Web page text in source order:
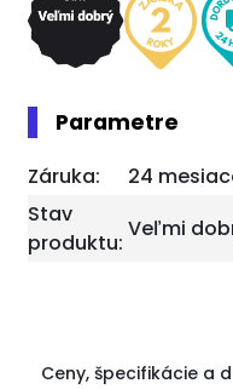
Parametre
Záruka:
24
Stav
produktu:
Veľmi
Ceny, špecifikácie a